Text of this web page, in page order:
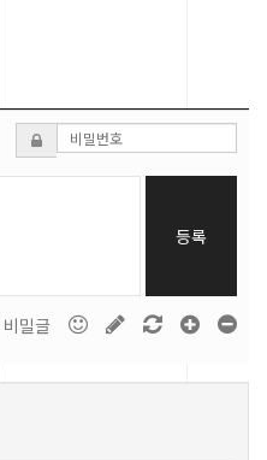
등록
비밀글